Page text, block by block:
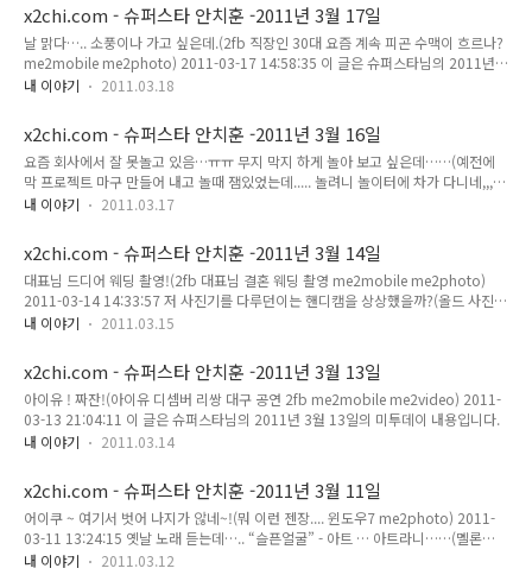
x2chi.com - 슈퍼스타 안치훈 -2011년 3월 17일
날 맑다….. 소풍이나 가고 싶은데.(2fb 직장인 30대 요즘 계속 피곤 수맥이 흐르나?
me2mobile me2photo) 2011-03-17 14:58:35 이 글은 슈퍼스타님의 2011년 3
월 17일의 미투데이 내용입니다.
내 이야기 2011.03.18
x2chi.com - 슈퍼스타 안치훈 -2011년 3월 16일
요즘 회사에서 잘 못놀고 있음…ㅠㅠ 무지 막지 하게 놀아 보고 싶은데……(예전에
막 프로젝트 마구 만들어 내고 놀때 잼있었는데..... 놀려니 놀이터에 차가 다니네,,,,
위험해서 놀겠어~?) 2011-03-16 03:15:24 이 글은 슈퍼스타님의 2011년 3월 16
내 이야기 2011.03.17
x2chi.com - 슈퍼스타 안치훈 -2011년 3월 14일
대표님 드디어 웨딩 촬영!(2fb 대표님 결혼 웨딩 촬영 me2mobile me2photo)
2011-03-14 14:33:57 저 사진기를 다루던이는 핸디캠을 상상했을까?(올드 사진기
핸디캠 캠코더 me2mobile me2photo) 2011-03-14 21:06:43 이 글은 슈퍼스타
내 이야기 2011.03.15
x2chi.com - 슈퍼스타 안치훈 -2011년 3월 13일
아이유 ! 짜잔!(아이유 디셈버 리쌍 대구 공연 2fb me2mobile me2video) 2011-
03-13 21:04:11 이 글은 슈퍼스타님의 2011년 3월 13일의 미투데이 내용입니다.
내 이야기
2011.03.14
x2chi.com - 슈퍼스타 안치훈 -2011년 3월 11일
어이쿠 ~ 여기서 벗어 나지가 않네~!(뭐 이런 젠장.... 윈도우7 me2photo) 2011-
03-11 13:24:15 옛날 노래 듣는데….. “슬픈얼굴” - 아트 … 아트라니……(멜론
me2music 1집 Debut ART 슬픈얼굴 me2photo 2fb) 2011-03-11 18:52:01 이
내 이야기 2011.03.12